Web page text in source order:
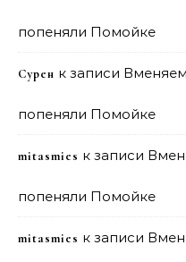
попеняли Помойке
Сурен к записи
попеняли Помойке
mitasmies к записи
попеняли Помойке
mitasmies к записи